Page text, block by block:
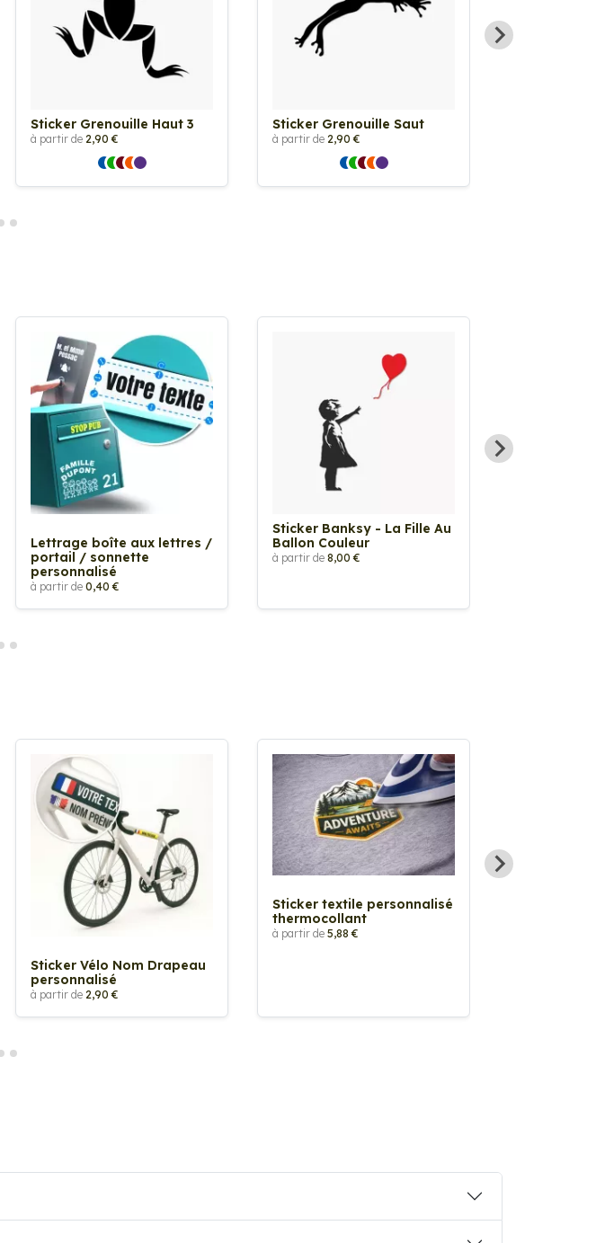
Sticker Grenouille Haut 3
à partir de 2,90 €
Sticker Grenouille Saut
à partir de 2,90 €
Lettrage boîte aux lettres /
portail / sonnette
personnalisé
à partir de 0,40 €
Sticker Banksy - La Fille Au
Ballon Couleur
à partir de 8,00 €
Sticker Vélo Nom Drapeau
personnalisé
à partir de 2,90 €
Sticker textile personnalisé
thermocollant
à partir de 5,88 €